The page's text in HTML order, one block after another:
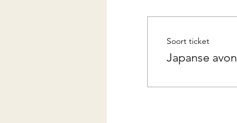
Soort ticket
Japanse